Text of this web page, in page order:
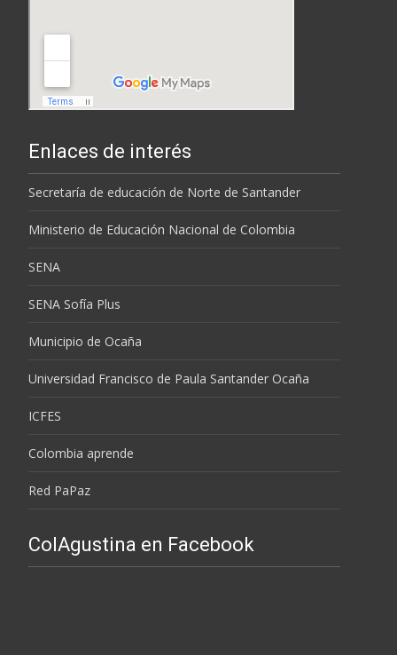
Enlaces de interés
Secretaría de educación de Norte de Santander
Ministerio de Educación Nacional de Colombia
SENA
SENA Sofía Plus
Municipio de Ocaña
Universidad Francisco de Paula Santander Ocaña
ICFES
Colombia aprende
Red PaPaz
ColAgustina en Facebook